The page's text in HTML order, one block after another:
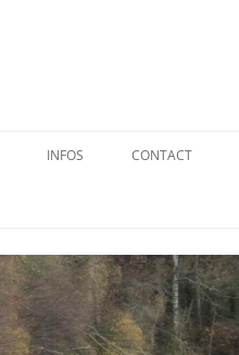
INFOS
RÉGLEMENT INTÉRIEUR
RÉGLEMENT DE LA FFA
CONTACT